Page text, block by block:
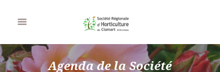
Agenda de la Société